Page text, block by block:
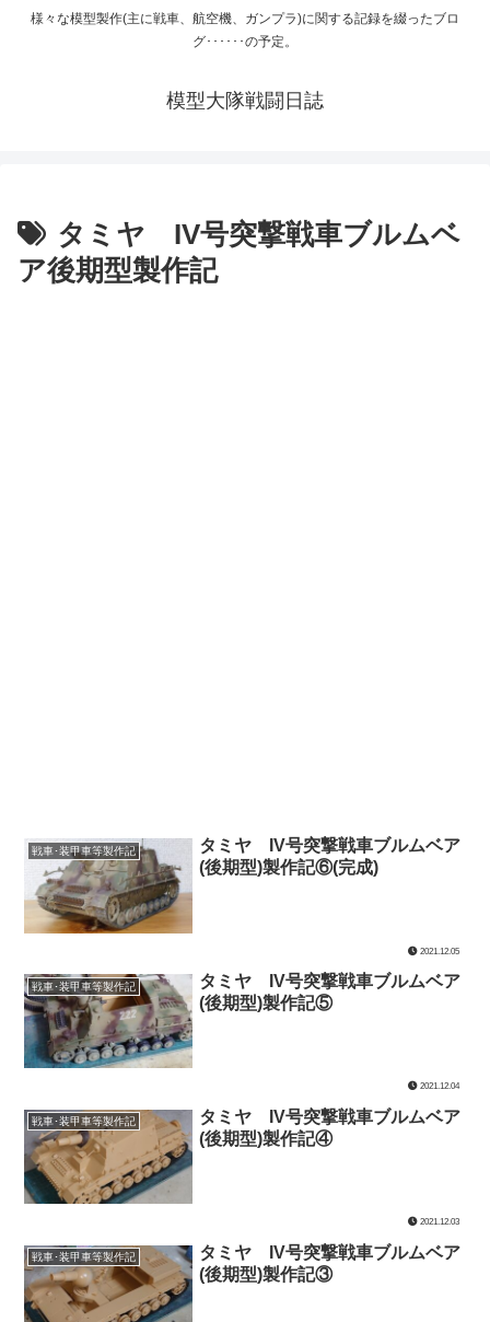
様々な模型製作(主に戦車、航空機、ガンプラ)に関する記録を綴ったブロ
グ･･････の予定。
模型大隊戦闘日誌
タミヤ IV号突撃戦車ブルムベ
ア後期型製作記
戦車･装甲車等製作記
タミヤ IV号突撃戦車ブルムベア
(後期型)製作記⑥(完成)
2021.12.05
戦車･装甲車等製作記
タミヤ IV号突撃戦車ブルムベア
(後期型)製作記⑤
2021.12.04
戦車･装甲車等製作記
タミヤ IV号突撃戦車ブルムベア
(後期型)製作記④
2021.12.03
戦車･装甲車等製作記
タミヤ IV号突撃戦車ブルムベア
(後期型)製作記③